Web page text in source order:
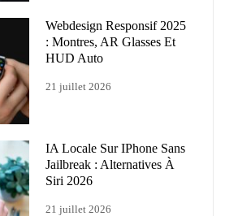
Webdesign Responsif 2025
: Montres, AR Glasses Et
HUD Auto
21 juillet 2026
IA Locale Sur IPhone Sans
Jailbreak : Alternatives À
Siri 2026
21 juillet 2026